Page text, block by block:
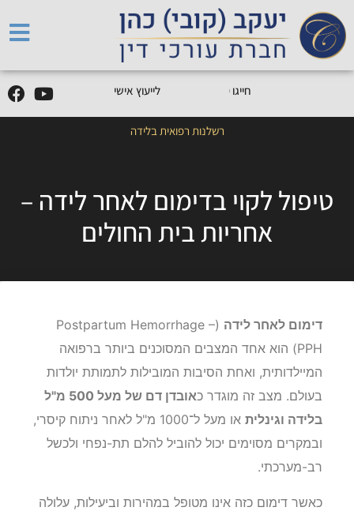
חייגו050- לייעוץ אישי
רשלנות רפואית בלידה
טיפול לקוי בדימום לאחר לידה –
אחריות בית החולים
דימום לאחר לידה (Postpartum Hemorrhage –
PPH) הוא אחד המצבים המסוכנים ביותר ברפואה
המיילדותית, ואחת הסיבות המובילות לתמותת יולדות
בעולם. מצב זה מוגדר כ
אובדן דם של מעל 500 מ"ל
בלידה וגינלית
או מעל ל־1000 מ"ל לאחר ניתוח קיסרי,
ובמקרים מסוימים יכול להוביל להלם תת-נפחי ולכשל
רב-מערכתי.
כאשר דימום כזה אינו מטופל במהירות וביעילות, עלולה